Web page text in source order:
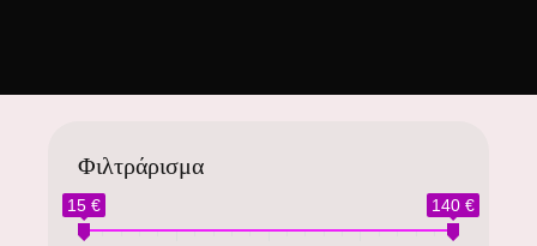
Φιλτράρισμα
15 € 140 €